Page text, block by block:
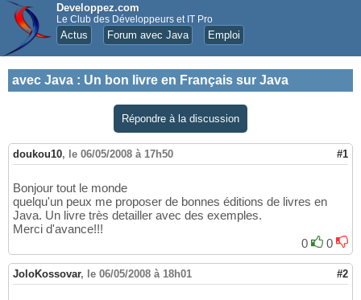
Developpez.com
Le Club des Développeurs et IT Pro
Actus Forum avec Java Emploi
avec Java : Un bon livre en Français sur Java
Répondre à la discussion
doukou10, le 06/05/2008 à 17h50 #1
Bonjour tout le monde
quelqu'un peux me proposer de bonnes éditions de livres en
Java. Un livre très detailler avec des exemples.
Merci d'avance!!!
0
0
JoloKossovar, le 06/05/2008 à 18h01 #2